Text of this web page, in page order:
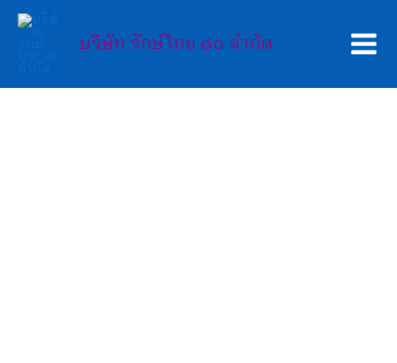
Skip
content
บริษัท รักษ์ไทย ๘๐ จำกัด